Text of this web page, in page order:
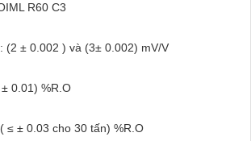
R60 C3
(2 ± 0.002 ) và (3± 0.002) mV/V
0.01) %R.O
≤ ± 0.03 cho 30 tấn) %R.O